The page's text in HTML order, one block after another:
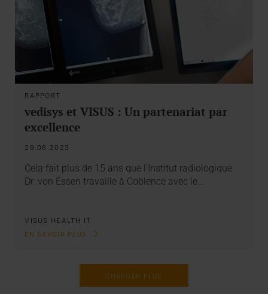
RAPPORT
vedisys et VISUS : Un partenariat par
excellence
29.06.2023
Cela fait plus de 15 ans que l’Institut radiologique
Dr. von Essen travaille à Coblence avec le…
VISUS HEALTH IT
EN SAVOIR PLUS
CHARGER PLUS